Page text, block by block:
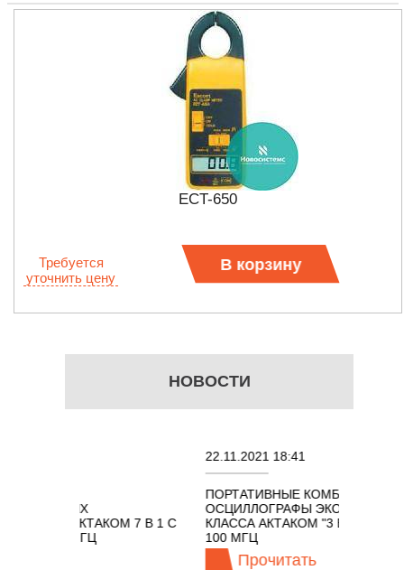
НОВОСТИ
АКТАКОМ 7 В 1 С
22.11.2021 18:41
ПОРТАТИВНЫЕ КОМБИНИРОВАННЫЕ
ОСЦИЛЛОГРАФЫ ЭКОНОМНОГО
КЛАССА АКТАКОМ "3 В 1" С ПОЛОСОЙ
100 МГЦ
Прочитать
ECT-650
Требуется
уточнить цену
В корзину